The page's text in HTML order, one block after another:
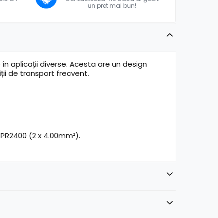
un pret mai bun!
aplicații diverse. Acesta are un design
de transport frecvent.
(2 x 4.00mm²).